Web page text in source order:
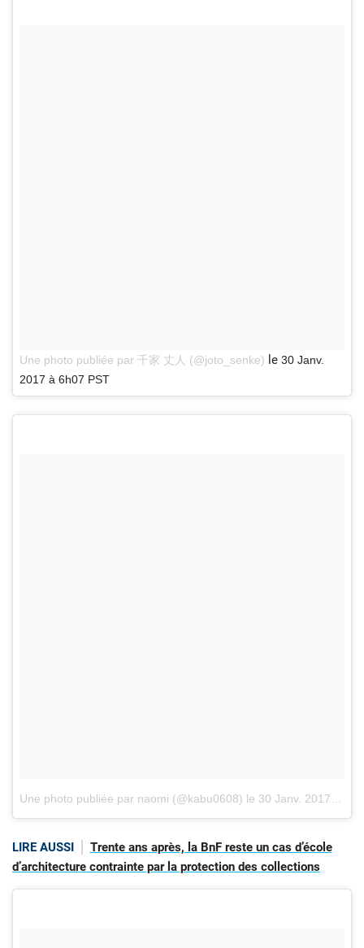
Une photo publiée par 千家 丈人 (@joto_senke) le 30 Janv.
2017 à 6h07 PST
Une photo publiée par naomi (@kabu0608) le 30 Janv. 2017 à 16h27 PST
LIRE AUSSI
Trente ans après, la BnF reste un cas d’école
d’architecture contrainte par la protection des collections